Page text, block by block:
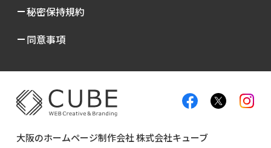
秘密保持規約
同意事項
大阪のホームページ制作会社 株式会社キューブ